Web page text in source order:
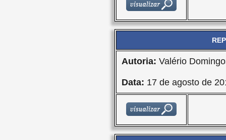
Autoria: Valério
Data: 17 de agosto de